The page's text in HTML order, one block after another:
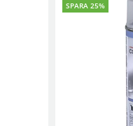
SPARA 25%